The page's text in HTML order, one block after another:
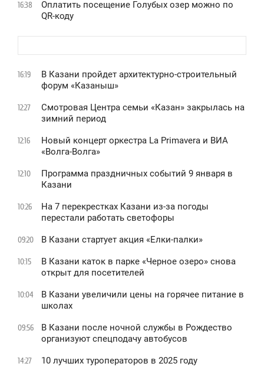
16:38
Оплатить посещение Голубых озер можно по
QR-коду
16:19
В Казани пройдет архитектурно-строительный
форум «Казаныш»
12:27
Смотровая Центра семьи «Казан» закрылась на
зимний период
12:16
Новый концерт оркестра La Primavera и ВИА
«Волга-Волга»
12:10
Программа праздничных событий 9 января в
Казани
10:26
На 7 перекрестках Казани из-за погоды
перестали работать светофоры
09:20 В Казани стартует акция «Елки-палки»
10:15
В Казани каток в парке «Черное озеро» снова
открыт для посетителей
10:04
В Казани увеличили цены на горячее питание в
школах
09:56
В Казани после ночной службы в Рождество
организуют спецподачу автобусов
14:27 10 лучших туроператоров в 2025 году